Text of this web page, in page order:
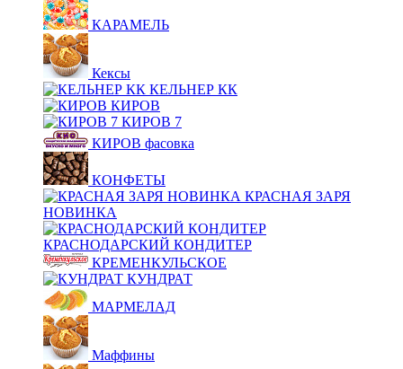
КАРАМЕЛЬ
Кексы
КЕЛЬНЕР КК
КИРОВ
КИРОВ 7
КИРОВ фасовка
КОНФЕТЫ
КРАСНАЯ ЗАРЯ
НОВИНКА
КРАСНОДАРСКИЙ КОНДИТЕР
КРЕМЕНКУЛЬСКОЕ
КУНДРАТ
МАРМЕЛАД
Маффины